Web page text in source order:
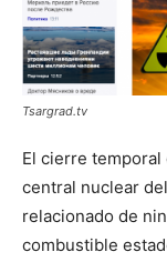
Tsargrad.tv
El cierre
central nuclear
relacionado de
combustible